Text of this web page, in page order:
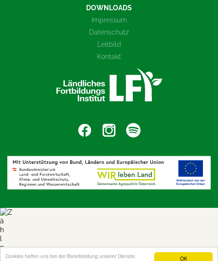
OK
Cookies helfen uns bei der Bereitstellung unserer Dienste.
DOWNLOADS
Impressum
Datenschutz
Leitbild
Kontakt